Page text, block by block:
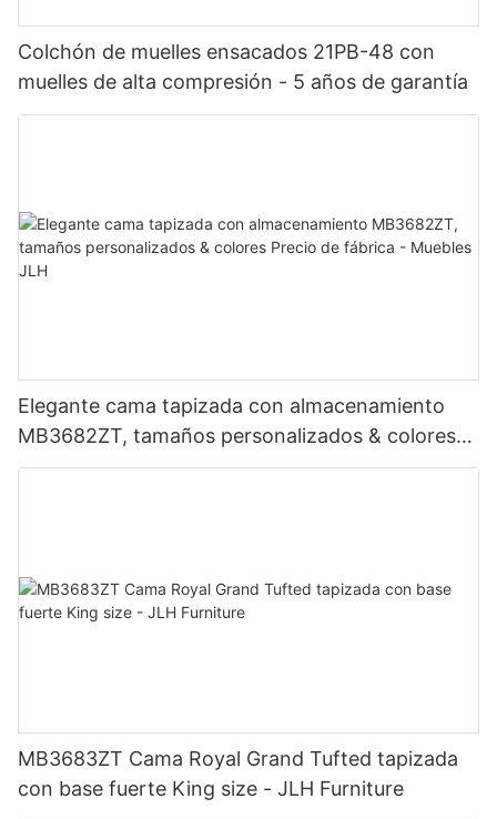
Colchón de muelles ensacados 21PB-48 con
muelles de alta compresión - 5 años de garantía
Elegante cama tapizada con almacenamiento
MB3682ZT, tamaños personalizados & colores
Precio de fábrica - Muebles JLH
MB3683ZT Cama Royal Grand Tufted tapizada
con base fuerte King size - JLH Furniture